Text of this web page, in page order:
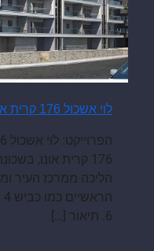
לוי אשכול 176 קרית אונו
176 קרית אונו,
הליכה ממרכז העיר
6. תיאור
[…]